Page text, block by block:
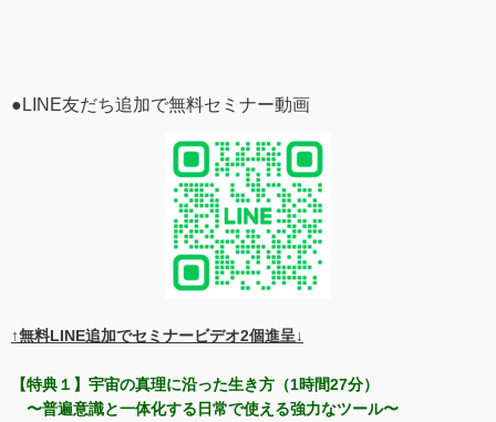
●LINE友だち追加で無料セミナー動画
↑無料LINE追加でセミナービデオ2個進呈↓
【特典１】宇宙の真理に沿った生き方（1時間27分）
〜普遍意識と一体化する日常で使える強力なツール〜